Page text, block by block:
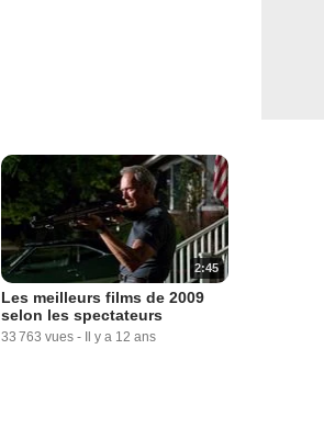
2:45
Les meilleurs films de 2009
selon les spectateurs
33 763 vues - Il y a 12 ans